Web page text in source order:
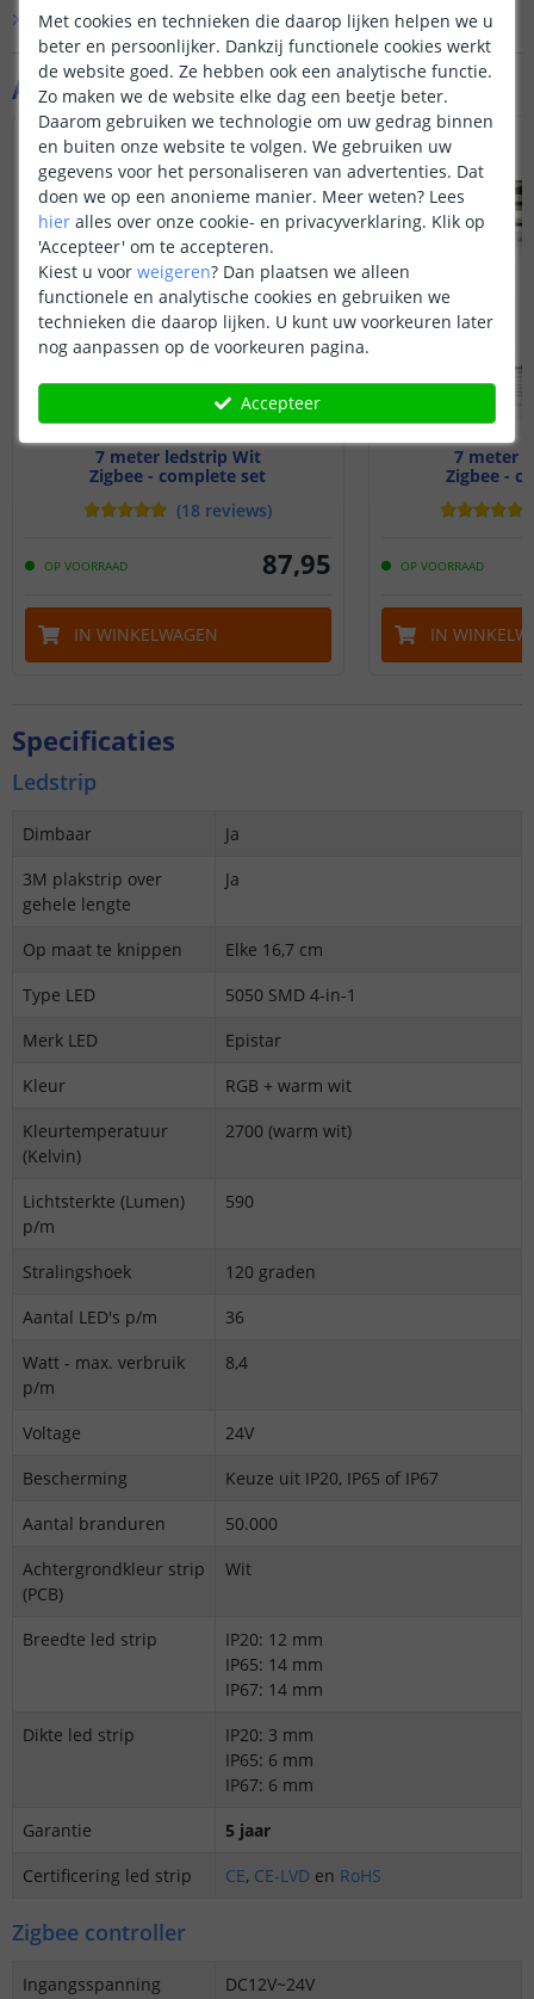
Aanvullende producten
7 meter ledstrip Wit
Zigbee - complete set
(18 reviews)
OP VOORRAAD 87,95
IN WINKELWAGEN
7 meter
Zigbee -
OP VOORRAAD
IN
zoals aan- en
kleurbediening etc
Bekijk alle Vraag & antwoord
Specificaties
Ledstrip
Dimbaar
Ja
3M plakstrip over
gehele lengte
Ja
Op maat te knippen
Elke 16,7 cm
Type LED
5050 SMD 4-in-1
Merk LED
Epistar
Kleur
RGB + warm wit
Kleurtemperatuur
(Kelvin)
2700 (warm wit)
Lichtsterkte (Lumen)
p/m
590
Stralingshoek
120 graden
Aantal LED's p/m
36
Watt - max. verbruik
p/m
8,4
Voltage
24V
Bescherming
Keuze uit IP20, IP65 of IP67
Aantal branduren
50.000
Achtergrondkleur strip
(PCB)
Wit
Breedte led strip
IP20: 12 mm
IP65: 14 mm
IP67: 14 mm
Dikte led strip
IP20: 3 mm
IP65: 6 mm
IP67: 6 mm
Garantie
5 jaar
Certificering led strip
CE, CE-LVD en RoHS
Zigbee controller
Ingangsspanning
DC12V~24V
Met cookies en technieken die daarop lijken helpen we u
beter en persoonlijker. Dankzij functionele cookies werkt
de website goed. Ze hebben ook een analytische functie.
Zo maken we de website elke dag een beetje beter.
Daarom gebruiken we technologie om uw gedrag binnen
en buiten onze website te volgen. We gebruiken uw
gegevens voor het personaliseren van advertenties. Dat
doen we op een anonieme manier. Meer weten? Lees
hier alles over onze cookie- en privacyverklaring. Klik op
'Accepteer' om te accepteren.
Kiest u voor weigeren? Dan plaatsen we alleen
functionele en analytische cookies en gebruiken we
technieken die daarop lijken. U kunt uw voorkeuren later
nog aanpassen op de voorkeuren pagina.
Accepteer